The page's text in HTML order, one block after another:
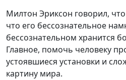
Милтон Эриксон говорил,
что его бессознательное
бессознательном хранится
Главное, помочь человеку
устоявшиеся установки и
картину мира.